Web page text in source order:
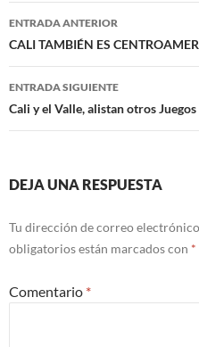
Navegación
de
entradas
ENTRADA ANTERIOR
CALI TAMBIÉN ES
ENTRADA SIGUIENTE
Cali y el Valle, alistan otros
DEJA UNA RESPUESTA
Tu dirección de correo
obligatorios están marcados con *
Comentario *